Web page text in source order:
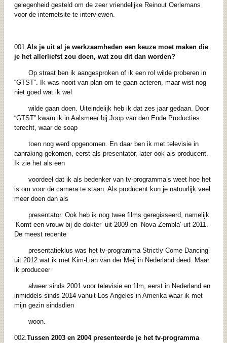
gelegenheid gesteld om de zeer vriendelijke Reinout Oerlemans
voor de internetsite te interviewen.
001.Als je uit al je werkzaamheden een keuze moet maken die
je het allerliefst zou doen, wat zou dit dan worden?
Op straat ben ik aangesproken of ik een rol wilde proberen in
“GTST”. Ik was nooit van plan om te gaan acteren, maar wist nog
niet goed wat ik wel
wilde gaan doen. Uiteindelijk heb ik dat zes jaar gedaan. Door
“GTST” kwam ik in Aalsmeer bij Joop van den Ende Producties
terecht, waar de soap
toen nog werd opgenomen. En daar ben ik met televisie in
aanraking gekomen, eerst als presentator, later ook als producent.
Ik zie het als een
voordeel dat ik als bedenker van tv-programma’s weet hoe het
is om voor de camera te staan. Als producent kun je natuurlijk veel
meer doen dan als
presentator. Ook heb ik nog twee films geregisseerd, namelijk
‘Komt een vrouw bij de dokter’ uit 2009 en ‘Nova Zembla’ uit 2011.
De meest recente
presentatieklus was het tv-programma Strictly Come Dancing”
uit 2012 wat ik met Kim-Lian van der Meij in Nederland deed. Maar
ik produceer
alweer sinds 2001 voor televisie en film, eerst in Nederland en
inmiddels sinds 2014 vanuit Los Angeles in Amerika waar ik met
mijn gezin sindsdien
woon.
002.Tussen 2003 en 2004 presenteerde je het tv-programma